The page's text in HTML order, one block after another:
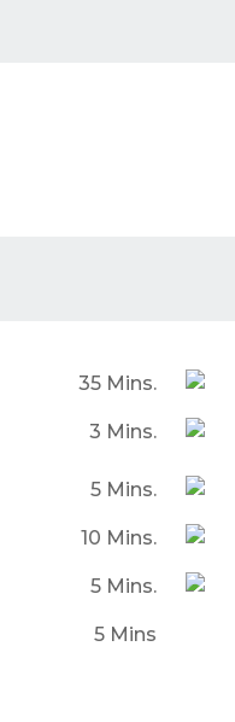
35 Mins.
3 Mins.
5 Mins.
10 Mins.
5 Mins.
5 Mins